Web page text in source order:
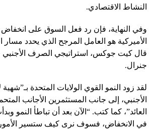
النشاط الاقتصادي.
وفي النهاية، فإن رد فعل السوق على انخفاض
الأميركية هو العامل المرجح الذي يحدد مسار
قال كيت جوكس، استراتيجي الصرف
جنرال.
لقد زود النمو القوي الولايات المتحدة بـ”شهية
الأجنبي، إلى جانب المستثمرين الأجانب
العائد”، كما كتب. “الآن بعد أن تباطأ النمو
في الانخفاض، فسوف نرى كيف ستسير